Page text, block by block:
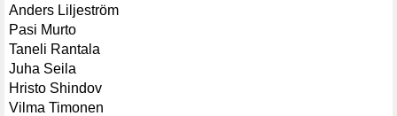
Anders Liljeström
Pasi Murto
Taneli Rantala
Juha Seila
Hristo Shindov
Vilma Timonen